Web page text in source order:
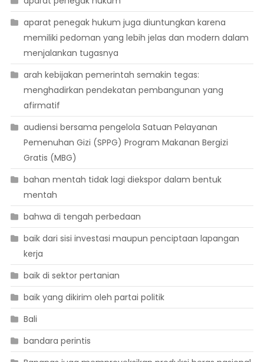
aparat penegak hukum juga diuntungkan karena
memiliki pedoman yang lebih jelas dan modern dalam
menjalankan tugasnya
arah kebijakan pemerintah semakin tegas:
menghadirkan pendekatan pembangunan yang
afirmatif
audiensi bersama pengelola Satuan Pelayanan
Pemenuhan Gizi (SPPG) Program Makanan Bergizi
Gratis (MBG)
bahan mentah tidak lagi diekspor dalam bentuk
mentah
bahwa di tengah perbedaan
baik dari sisi investasi maupun penciptaan lapangan
kerja
baik di sektor pertanian
baik yang dikirim oleh partai politik
Bali
bandara perintis